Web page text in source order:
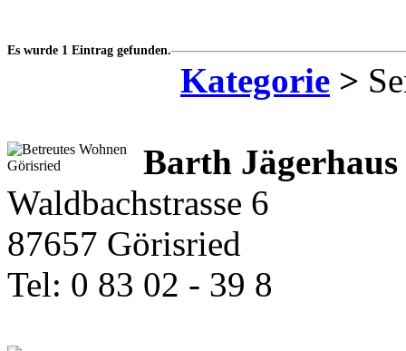
Es wurde 1 Eintrag gefunden.
Kategorie >
Barth
Waldbachstrasse 6
87657 Görisried
Tel: 0 83 02 - 39 8